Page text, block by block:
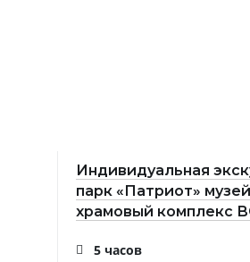
Индивидуальная
парк «Патриот»
храмовый комплекс
5 часов